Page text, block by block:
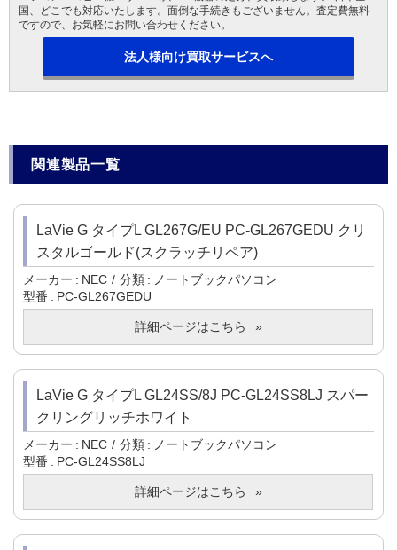
国、どこでも対応いたします。面倒な手続きもございません。査定費無料
ですので、お気軽にお問い合わせください。
法人様向け買取サービスへ
関連製品一覧
LaVie G タイプL GL267G/EU PC-GL267GEDU クリ
スタルゴールド(スクラッチリペア)
メーカー NEC 分類
ノートブックパソコン
型番
PC-GL267GEDU
詳細ページはこちら
LaVie G タイプL GL24SS/8J PC-GL24SS8LJ スパー
クリングリッチホワイト
メーカー NEC 分類
ノートブックパソコン
型番
PC-GL24SS8LJ
詳細ページはこちら